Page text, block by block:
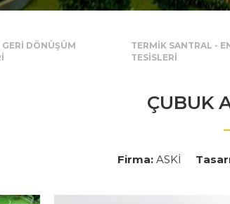
DÖNÜŞÜM
TERMİK SANTRAL -
TESİSLERİ
ÇUBUK
Firma: ASKİ